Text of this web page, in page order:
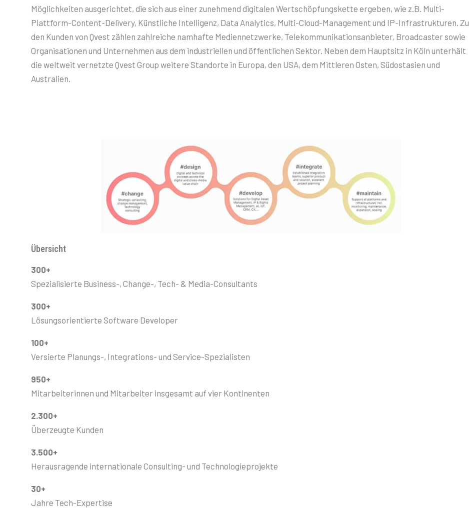
Möglichkeiten ausgerichtet, die sich aus einer zunehmend digitalen Wertschöpfungskette ergeben, wie z.B. Multi-
Plattform-Content-Delivery, Künstliche Intelligenz, Data Analytics, Multi-Cloud-Management und IP-Infrastrukturen. Zu
den Kunden von Qvest zählen zahlreiche namhafte Mediennetzwerke, Telekommunikationsanbieter, Broadcaster sowie
Organisationen und Unternehmen aus dem industriellen und öffentlichen Sektor. Neben dem Hauptsitz in Köln unterhält
die weltweit vernetzte Qvest Group weitere Standorte in Europa, den USA, dem Mittleren Osten, Südostasien und
Australien.
Übersicht
300+
Spezialisierte Business-, Change-, Tech- & Media-Consultants
300+
Lösungsorientierte Software Developer
100+
Versierte Planungs-, Integrations- und Service-Spezialisten
950+
Mitarbeiterinnen und Mitarbeiter insgesamt auf vier Kontinenten
2.300+
Überzeugte Kunden
3.500+
Herausragende internationale Consulting- und Technologieprojekte
30+
Jahre Tech-Expertise